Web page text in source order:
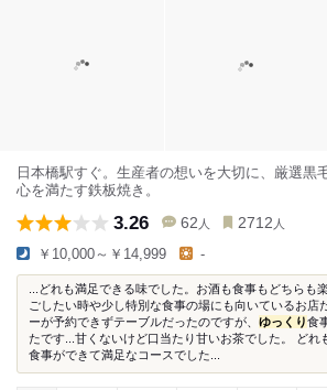
日本橋駅すぐ。生産者の想いを大切に、厳選黒
心を満たす鉄板焼き。
3.26 62 人 2712 人
￥10,000～￥14,999 -
...どれも満足できる味でした。お酒も食事もどちらも
ごしたい時や少し特別な食事の場にも向いているお店
ーが予約できずテーブルだったのですが、 ゆっくり食
たです...甘くないけど口当たり甘いお茶でした。 どれ
食事ができて満足なコースでした...